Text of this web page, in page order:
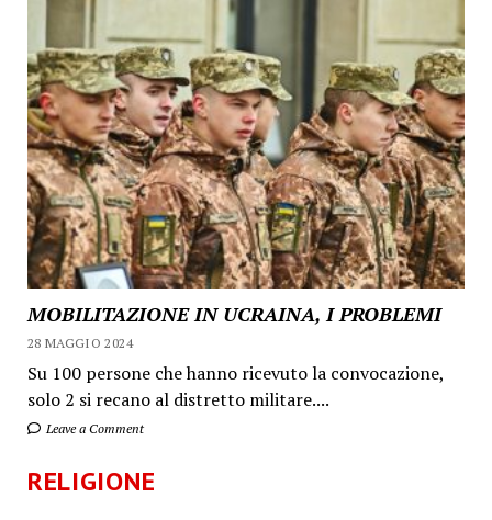
MOBILITAZIONE IN UCRAINA, I PROBLEMI
28 MAGGIO 2024
Su 100 persone che hanno ricevuto la convocazione,
solo 2 si recano al distretto militare....
Leave a Comment
RELIGIONE